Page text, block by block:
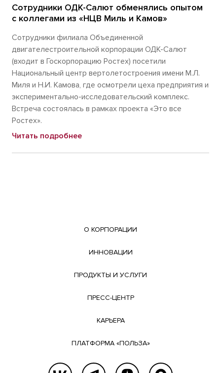
Сотрудники ОДК-Салют обменялись опытом
с коллегами из «НЦВ Миль и Камов»
Сотрудники филиала Объединенной
двигателестроительной корпорации ОДК-Салют
(входит в Госкорпорацию Ростех) посетили
Национальный центр вертолетостроения имени М.Л.
Миля и Н.И. Камова, где осмотрели цеха предприятия и
экспериментально-исследовательский комплекс.
Встреча состоялась в рамках проекта «Это все
Ростех».
Читать подробнее
О КОРПОРАЦИИ
ИННОВАЦИИ
ПРОДУКТЫ И УСЛУГИ
ПРЕСС-ЦЕНТР
КАРЬЕРА
ПЛАТФОРМА «ПОЛЬЗА»